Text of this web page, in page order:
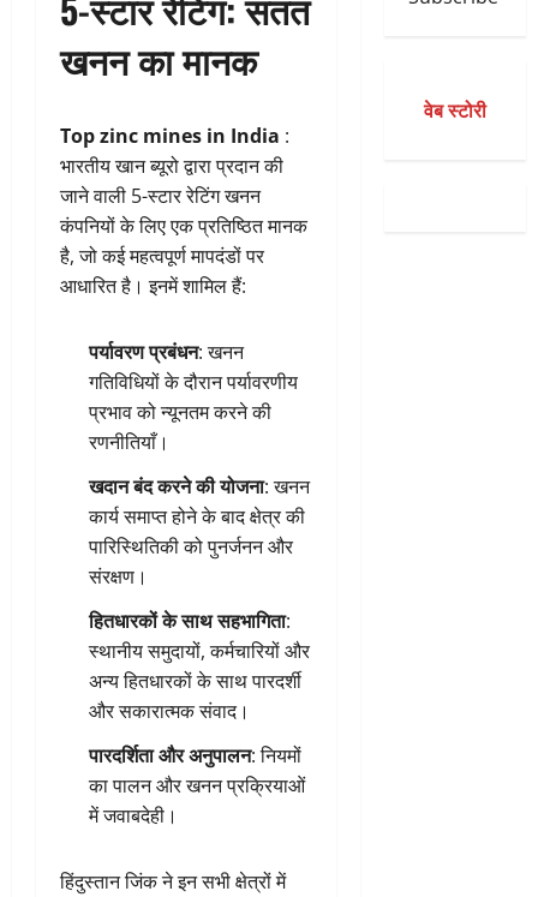
खनन का मानक
Top zinc mines in India :
भारतीय खान ब्यूरो द्वारा प्रदान की
जाने वाली 5-स्टार रेटिंग खनन
कंपनियों के लिए एक प्रतिष्ठित मानक
है, जो कई महत्वपूर्ण मापदंडों पर
आधारित है। इनमें शामिल हैं:
पर्यावरण प्रबंधन: खनन
गतिविधियों के दौरान पर्यावरणीय
प्रभाव को न्यूनतम करने की
रणनीतियाँ।
खदान बंद करने की योजना: खनन
कार्य समाप्त होने के बाद क्षेत्र की
पारिस्थितिकी को पुनर्जनन और
संरक्षण।
हितधारकों के साथ सहभागिता:
स्थानीय समुदायों, कर्मचारियों और
अन्य हितधारकों के साथ पारदर्शी
और सकारात्मक संवाद।
पारदर्शिता और अनुपालन: नियमों
का पालन और खनन प्रक्रियाओं
में जवाबदेही।
हिंदुस्तान जिंक ने इन सभी क्षेत्रों में
वेब स्टोरी